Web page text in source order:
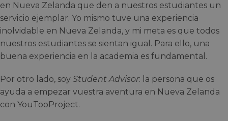
en Nueva Zelanda que den a nuestros estudiantes un
servicio ejemplar. Yo mismo tuve una experiencia
inolvidable en Nueva Zelanda, y mi meta es que todos
nuestros estudiantes se sientan igual. Para ello, una
buena experiencia en la academia es fundamental.
Por otro lado, soy Student Advisor: la persona que os
ayuda a empezar vuestra aventura en Nueva Zelanda
con YouTooProject.